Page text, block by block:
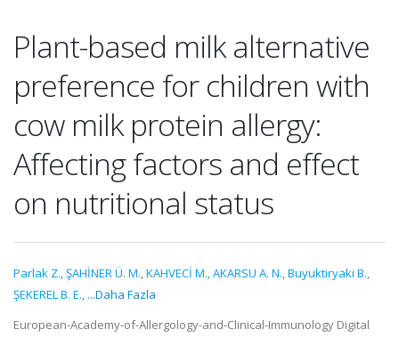
Plant-based milk alternative
preference for children with
cow milk protein allergy:
Affecting factors and effect
on nutritional status
Parlak Z.,ŞAHİNER Ü. M.,KAHVECİ M.,AKARSU A. N.,Buyuktiryaki B.,
ŞEKEREL B. E., ...Daha Fazla
European-Academy-of-Allergology-and-Clinical-Immunology Digital